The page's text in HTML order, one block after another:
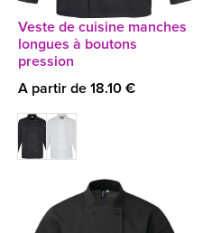
Veste de cuisine manches
longues à boutons
pression
A partir de 18.10 €